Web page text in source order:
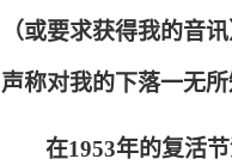
（或要求获得我的音
声称对我的下落一无所
在1953年的复活